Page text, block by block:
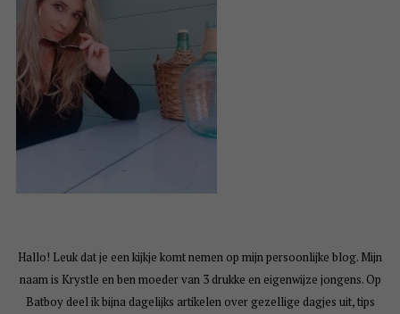
Hallo! Leuk dat je een kijkje komt nemen op mijn persoonlijke blog. Mijn
naam is Krystle en ben moeder van 3 drukke en eigenwijze jongens. Op
Batboy deel ik bijna dagelijks artikelen over gezellige dagjes uit, tips